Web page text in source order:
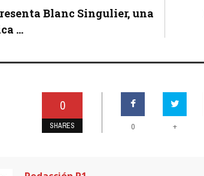
Blanc Singulier, una
...
0
SHARES 0 +